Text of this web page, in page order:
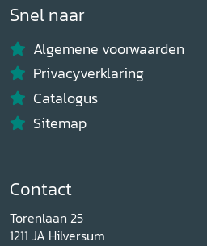
Snel naar
Algemene voorwaarden
Privacyverklaring
Catalogus
Sitemap
Contact
Torenlaan 25
1211 JA Hilversum